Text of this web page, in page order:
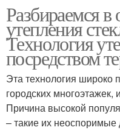
Разбираемся в
утепления
Технология
посредством
Эта технология широко
городских
Причина высокой
– такие их неоспоримые